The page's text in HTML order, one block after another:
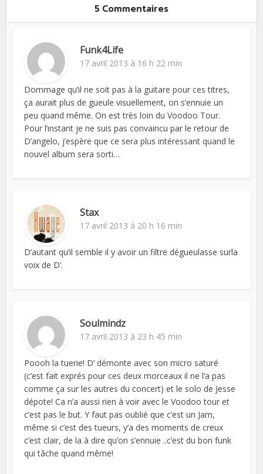
5 Commentaires
Funk4Life
17 avril 2013 à 16 h 22 min
Dommage qu’il ne soit pas à la guitare pour ces titres,
ça aurait plus de gueule visuellement, on s’ennuie un
peu quand même. On est très loin du Voodoo Tour.
Pour l’instant je ne suis pas convaincu par le retour de
D’angelo, j’espère que ce sera plus intéressant quand le
nouvel album sera sorti…
Stax
17 avril 2013 à 20 h 16 min
D’autant qu’il semble il y avoir un filtre dégueulasse surla
voix de D’.
Soulmindz
17 avril 2013 à 23 h 45 min
Poooh la tuerie! D’ démonte avec son micro saturé
(c’est fait exprés pour ces deux morceaux il ne l’a pas
comme ça sur les autres du concert) et le solo de Jesse
dépote! Ca n’a aussi rien à voir avec le Voodoo tour et
c’est pas le but. Y faut pas oublié que c’est un Jam,
même si c’est des tueurs, y’a des moments de creux
c’est clair, de la à dire qu’on s’ennuie ..c’est du bon funk
qui tâche quand même!